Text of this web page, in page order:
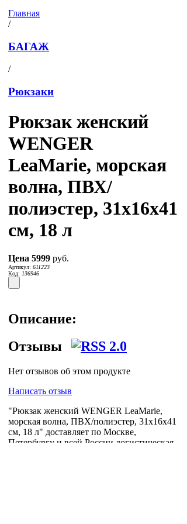
Главная
/
БАГАЖ
/
Рюкзаки
Рюкзак женский
WENGER
LeaMarie, морская
волна, ПВХ/
полиэстер, 31x16x41
см, 18 л
Цена 5999 руб.
Артикул: 611223
Код: 136946
Описание:
Отзывы
Нет отзывов об этом продукте
Написать отзыв
"Рюкзак женский WENGER LeaMarie,
морская волна, ПВХ/полиэстер, 31x16x41
см, 18 л" доставляет по Москве,
Петербургу и всей России логистическая